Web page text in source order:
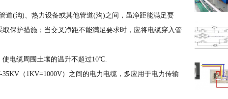
道(沟)、热力设备或其他管道(沟)之间，虽净距能满足要
保护措施；当交叉净距不能满足要求时，应将电缆穿入管
电缆周围土壤的温升不超过10℃.
（1KV=1000V）之间的电力电缆，多应用于电力传输